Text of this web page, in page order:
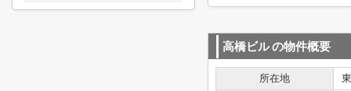
高橋ビルの物件概要
所在地